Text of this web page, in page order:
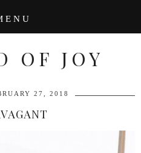
OF JOY
27, 2018